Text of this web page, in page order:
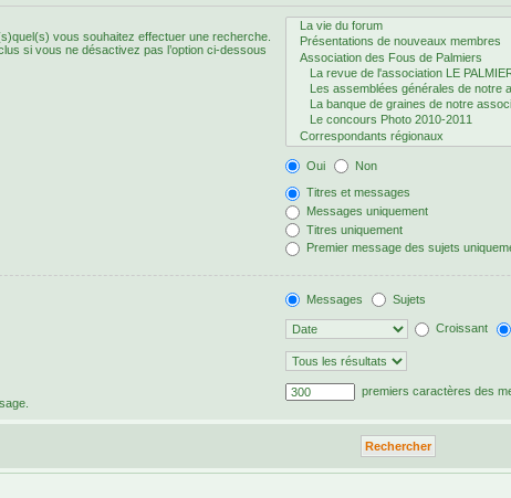
vous souhaitez effectuer une recherche.
si vous ne désactivez pas l’option ci-dessous
Oui Non
Titres et messages
Messages uniquement
Titres uniquement
Premier message des sujets
Messages Sujets
Croissant
premiers caractères des